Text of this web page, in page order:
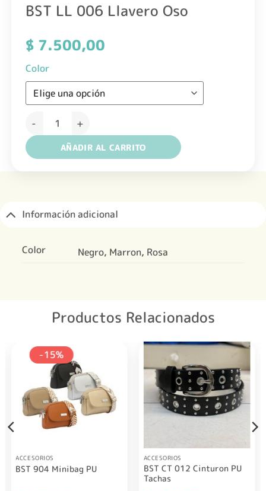
BST LL 006 Llavero Oso
$7.500,00
Color
BST LL 006 Llavero Oso cantidad
AÑADIR AL CARRITO
Información adicional
Color Negro, Marron, Rosa
Productos Relacionados
-15%
ACCESORIOS
BST 904 Minibag PU
ACCESORIOS
BST CT 012 Cinturon PU
Tachas